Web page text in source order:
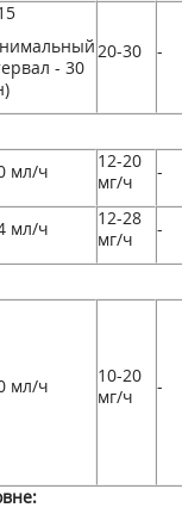
- 30
20-30 -
мл/ч
12-20
мг/ч
-
мл/ч
12-28
мг/ч
-
мл/ч
10-20
мг/ч
-